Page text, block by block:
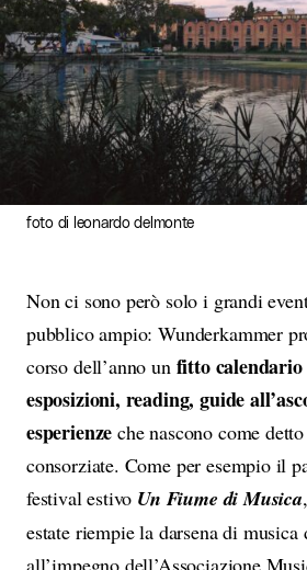
foto di leonardo delmonte
Non ci sono però solo i grandi
pubblico ampio: Wunderkammer
corso dell’anno un fitto
esposizioni, reading, guide
esperienze che nascono come
consorziate. Come per esempio il
festival estivo Un Fiume di Musica
estate riempie la darsena di